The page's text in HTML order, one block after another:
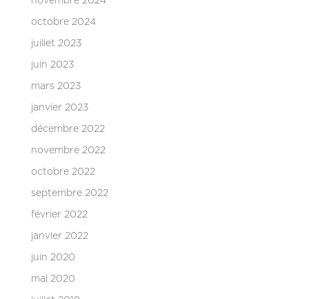
octobre 2024
juillet 2023
juin 2023
mars 2023
janvier 2023
décembre 2022
novembre 2022
octobre 2022
septembre 2022
février 2022
janvier 2022
juin 2020
mai 2020